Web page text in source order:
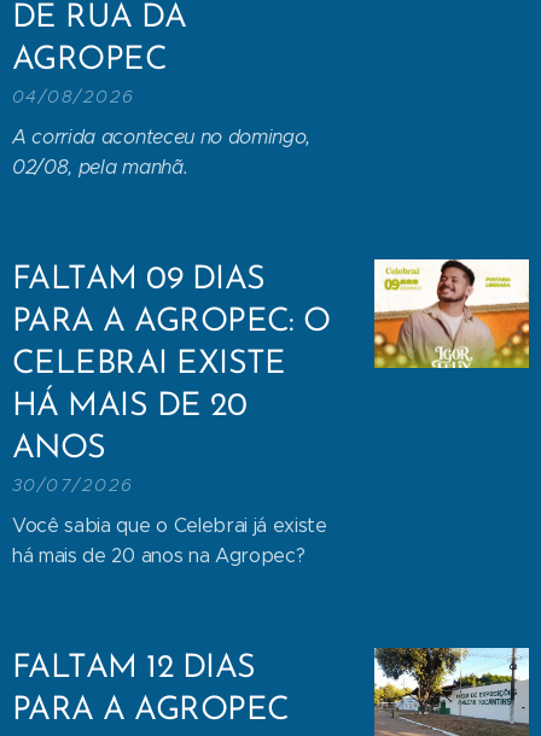
DE RUA DA
AGROPEC
04/08/2026
A corrida aconteceu no domingo,
02/08, pela manhã.
FALTAM 09 DIAS
PARA A AGROPEC: O
CELEBRAI EXISTE
HÁ MAIS DE 20
ANOS
30/07/2026
Você sabia que o Celebrai já existe
há mais de 20 anos na Agropec?
FALTAM 12 DIAS
PARA A AGROPEC